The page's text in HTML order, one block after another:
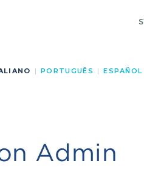
| PORTUGUÊS | ESPAÑOL
Admin